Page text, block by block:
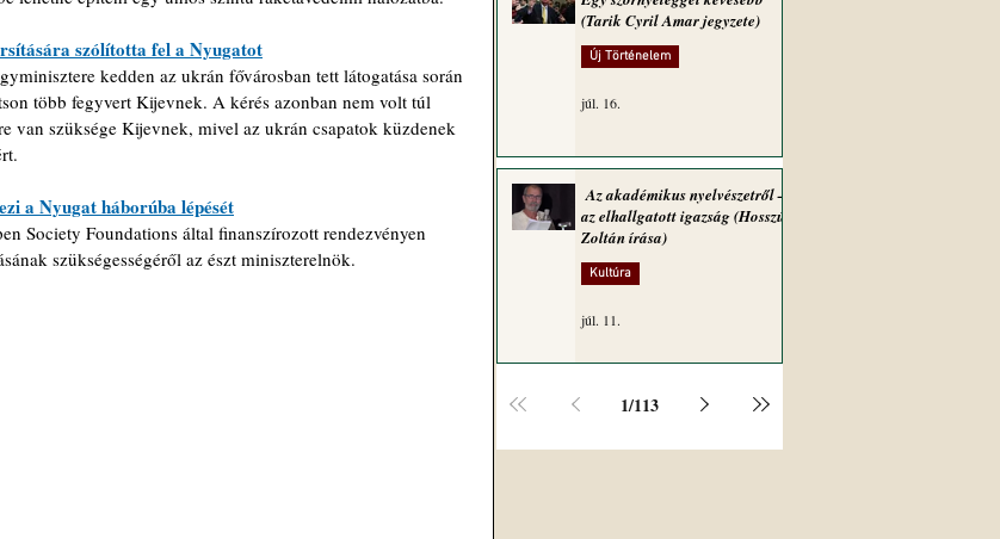
szólította fel a Nyugatot
kedden az ukrán fővárosban tett látogatása során
több fegyvert Kijevnek. A kérés azonban nem volt túl
van szüksége Kijevnek, mivel az ukrán csapatok küzdenek
a Nyugat háborúba lépését
Society Foundations által finanszírozott rendezvényen
szükségességéről az észt miniszterelnök.
(Tarik Cyril Amar jegyzete)
Új Történelem
júl. 16.
Az akadémikus nyelvészetről –
az elhallgatott igazság (Hosszú
Zoltán írása)
Kultúra
júl. 11.
1/113